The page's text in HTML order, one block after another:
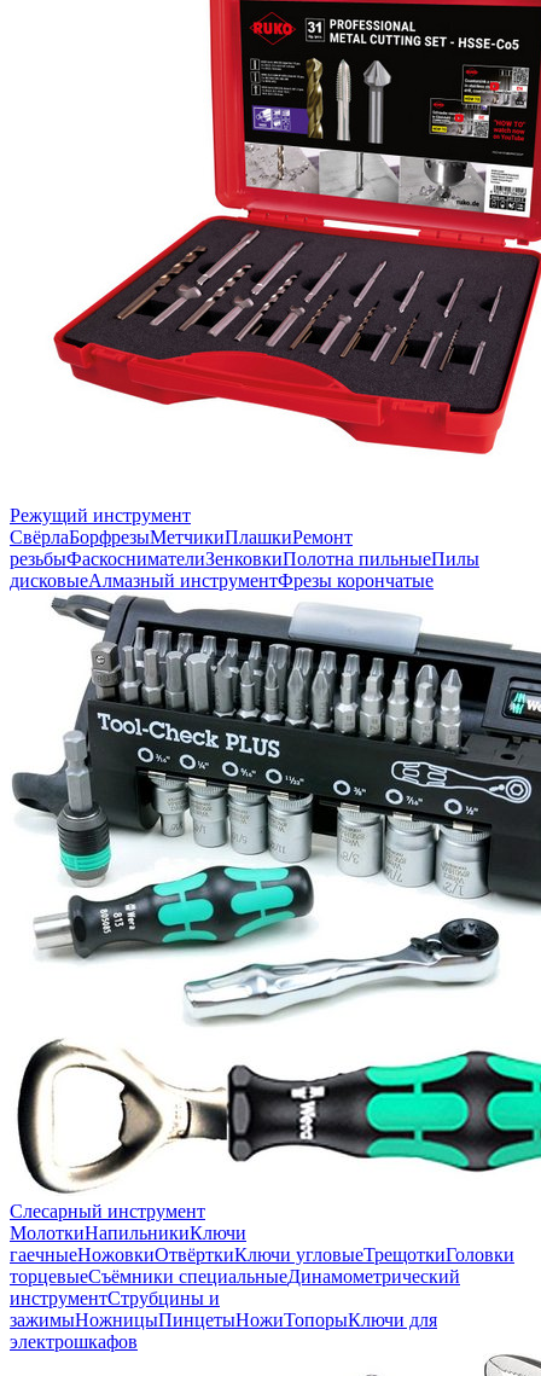
Режущий инструмент
СвёрлаБорфрезыМетчикиПлашкиРемонт
резьбыФаскоснимателиЗенковкиПолотна пильныеПилы
дисковыеАлмазный инструментФрезы корончатые
Слесарный инструмент
МолоткиНапильникиКлючи
гаечныеНожовкиОтвёрткиКлючи угловыеТрещоткиГоловки
торцевыеСъёмники специальныеДинамометрический
инструментСтрубцины и
зажимыНожницыПинцетыНожиТопорыКлючи для
электрошкафов